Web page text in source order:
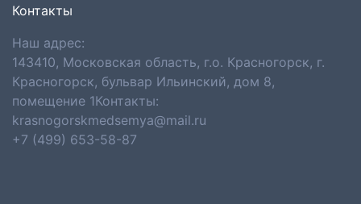
Контакты
Наш адрес:
143410, Московская область, г.о. Красногорск, г.
Красногорск, бульвар Ильинский, дом 8,
помещение 1Контакты:
krasnogorskmedsemya@mail.ru
+7 (499) 653-58-87